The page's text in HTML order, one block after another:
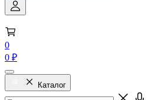
0
0 ₽
Каталог